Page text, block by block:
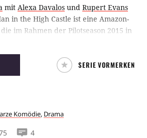
mit Alexa Davalos und Rupert Evans
in the High Castle ist eine Amazon-
im Rahmen der Pilotseason 2015 in
Roman Das Orakel vom Berge von
Dick und erzählt von einer
Geschichtsschreibung: Was wäre
gewonnen hätten?
SERIE VORMERKEN
Komödie, Drama
4